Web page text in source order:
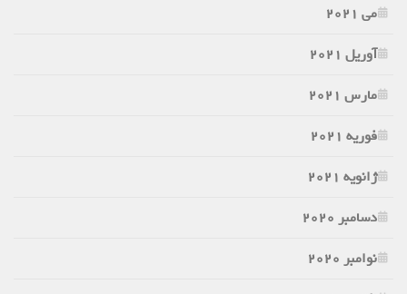
می 2021
آوریل 2021
مارس 2021
فوریه 2021
ژانویه 2021
دسامبر 2020
نوامبر 2020